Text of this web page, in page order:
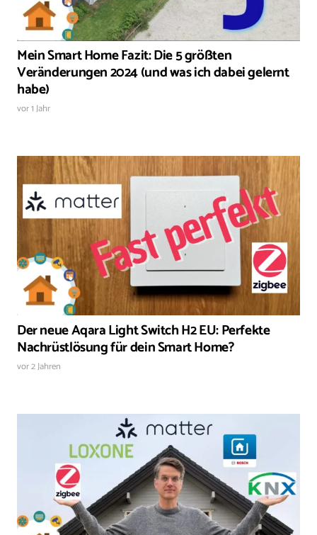
Mein Smart Home Fazit: Die 5 größten
Veränderungen 2024 (und was ich dabei gelernt
habe)
vor 1 Jahr
Der neue Aqara Light Switch H2 EU: Perfekte
Nachrüstlösung für dein Smart Home?
vor 2 Jahren